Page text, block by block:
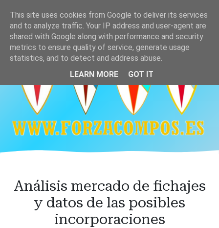
contenido
principal
Análisis mercado de fichajes
y datos de las posibles
incorporaciones
This site uses cookies from Google to deliver its services
and to analyze traffic. Your IP address and user-agent are
shared with Google along with performance and security
metrics to ensure quality of service, generate usage
statistics, and to detect and address abuse.
LEARN MORE
GOT IT